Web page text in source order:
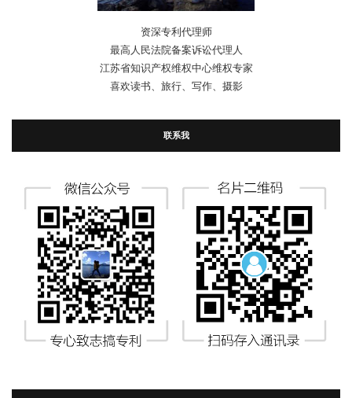
资深专利代理师
最高人民法院备案诉讼代理人
江苏省知识产权维权中心维权专家
喜欢读书、旅行、写作、摄影
联系我